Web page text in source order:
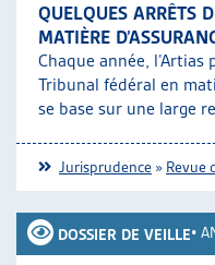
QUELQUES ARRÊTS
MATIÈRE
Chaque année,
Tribunal fédéral en
se base sur une large
Jurisprudence » Revue
DOSSIER DE VEILLE•